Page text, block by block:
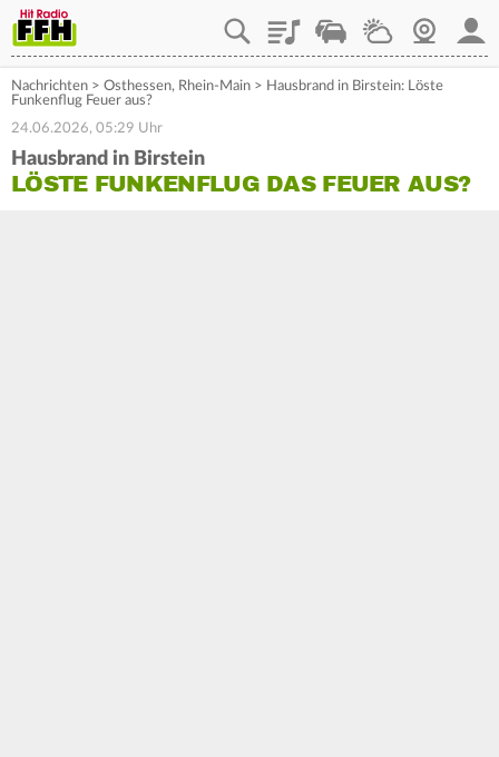
PlaylistStaupilotWetterWebcam
Nachrichten > Osthessen, Rhein-Main > Hausbrand in Birstein: Löste
Funkenflug Feuer aus?
24.06.2026, 05:29 Uhr
Hausbrand in Birstein
LÖSTE FUNKENFLUG DAS FEUER AUS?